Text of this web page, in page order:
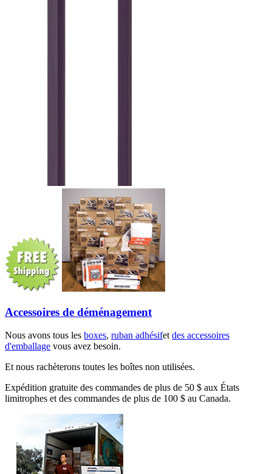
Accessoires de déménagement
Nous avons tous les boxes, ruban adhésifetdes accessoires
d'emballage vous avez besoin.
Et nous rachèterons toutes les boîtes non utilisées.
Expédition gratuite des commandes de plus de 50 $ aux États
limitrophes et des commandes de plus de 100 $ au Canada.